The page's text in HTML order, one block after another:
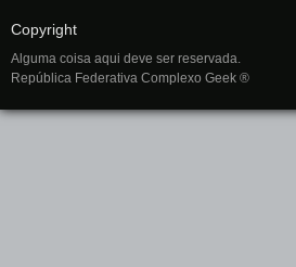
Copyright
Alguma coisa aqui deve ser reservada.
República Federativa Complexo Geek ®